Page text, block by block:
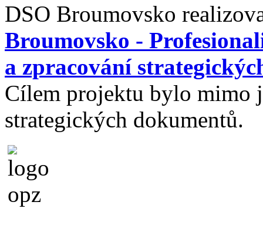
DSO Broumovsko
Broumovsko -
a zpracování
Cílem projektu bylo mimo
strategických dokumentů.